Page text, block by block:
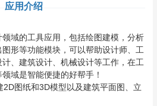
应用介绍
的工具应用，包括绘图建模，分析
形等功能模块，可以帮助设计师、工
、建筑设计、机械设计等工作，在工
域是智能便捷的好帮手！
图纸和3D模型以及建筑平面图、立